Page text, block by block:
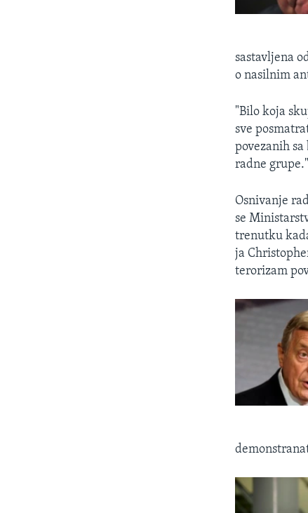
sastavljena
o nasilnim
"Bilo koja
sve
povezanih
radne grupe."
Osnivanje
se
trenutku
ja
terorizam